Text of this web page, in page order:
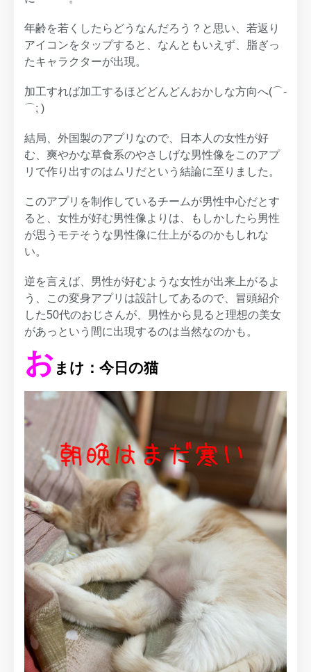
年齢を若くしたらどうなんだろう？と思い、若返り
アイコンをタップすると、なんともいえず、脂ぎっ
たキャラクターが出現。
加工すれば加工するほどどんどんおかしな方向へ(⌒-
⌒; )
結局、外国製のアプリなので、日本人の女性が好
む、爽やかな草食系のやさしげな男性像をこのアプ
リで作り出すのはムリだという結論に至りました。
このアプリを制作しているチームが男性中心だとす
ると、女性が好む男性像よりは、もしかしたら男性
が思うモテそうな男性像に仕上がるのかもしれな
い。
逆を言えば、男性が好むような女性が出来上がるよ
う、この変身アプリは設計してあるので、冒頭紹介
した50代のおじさんが、男性から見ると理想の美女
があっという間に出現するのは当然なのかも。
お まけ：今日の猫